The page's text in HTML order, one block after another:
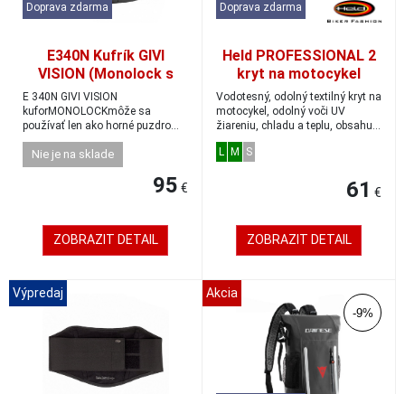
Doprava zdarma
E340N Kufrík GIVI
VISION (Monolock s
vlastným štítkom), 34L
E 340N GIVI VISION
kuforMONOLOCKmôže sa
používať len ako horné puzdro
objem 34 litrovpre 1 prilbunos...
Nie je na sklade
95 €
ZOBRAZIT DETAIL
Doprava zdarma
Held PROFESSIONAL 2
kryt na motocykel
odolný voči dažďu a
teplu veľkosť L
Vodotesný, odolný textilný kryt na
motocykel, odolný voči UV
žiareniu, chladu a teplu, obsahuje
očká...
L
M S
61 €
ZOBRAZIT DETAIL
Výpredaj Akcia
-9%